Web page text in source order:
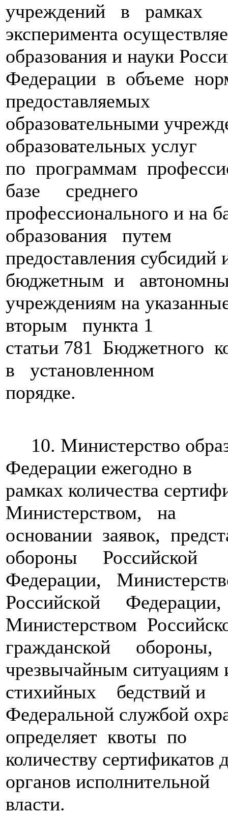
учреждений в рамках
эксперимента
образования и науки
Федерации в объеме
предоставляемых
образовательными
образовательных услуг
по программам
базе среднего
профессионального и на
образования путем
предоставления
бюджетным и
учреждениям на
вторым пункта 1
статьи 781 Бюджетного
в установленном
порядке.
10. Министерство
Федерации ежегодно в
рамках количества
Министерством, на
основании заявок,
обороны Российской
Федерации,
Российской Федерации,
Министерством
гражданской обороны,
чрезвычайным
стихийных бедствий и
Федеральной службой
определяет квоты по
количеству
органов исполнительной
власти.